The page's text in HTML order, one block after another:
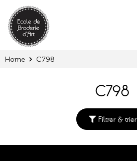
Home C798
C798
Filtrer & trier
Cookies management panel